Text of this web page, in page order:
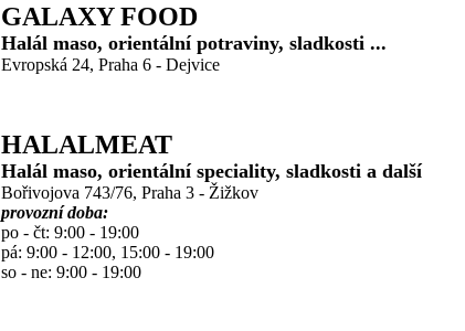
GALAXY FOOD
Halál maso, orientální potraviny, sladkosti ...
Evropská 24, Praha 6 - Dejvice
HALALMEAT
Halál maso, orientální speciality, sladkosti a další
Bořivojova 743/76, Praha 3 - Žižkov
provozní doba:
po - čt: 9:00 - 19:00
pá: 9:00 - 12:00, 15:00 - 19:00
so - ne: 9:00 - 19:00